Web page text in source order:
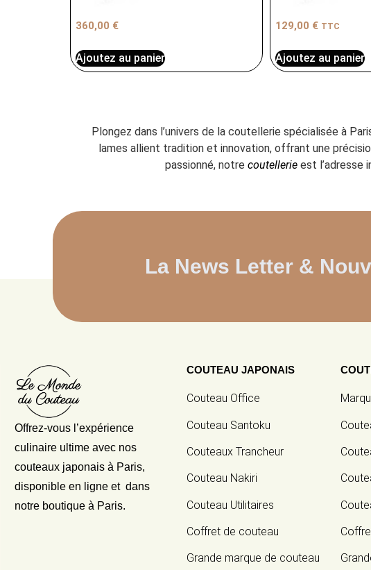
360,00 €
Ajoutez au panier
129,00 € TTC
Ajoutez au panier
Plongez dans l’univers de la coutellerie spécialisée à
lames allient tradition et innovation, offrant une
passionné, notre coutellerieest l’adresse
La News Letter &
Offrez-vous l’expérience
culinaire ultime avec nos
couteaux japonais à Paris,
disponible en ligne et dans
notre boutique à Paris.
COUTEAU JAPONAIS
Couteau Office
Couteau Santoku
Couteaux Trancheur
Couteau Nakiri
Couteau Utilitaires
Coffret de couteau
Grande marque de couteau